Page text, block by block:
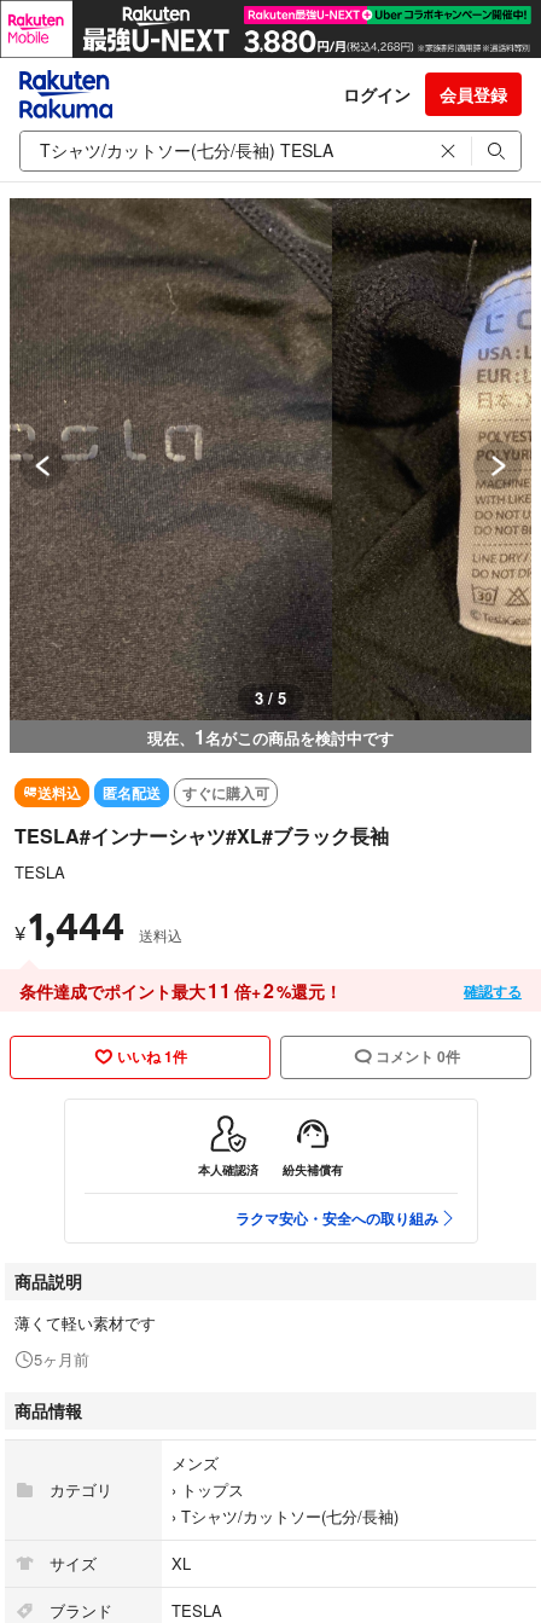
ログイン 会員登録
3 / 5
現在、 1名がこの商品を検討中です
送料込 匿名配送 すぐに購入可
TESLA#インナーシャツ#XL#ブラック長袖
TESLA
¥1,444 送料込
条件達成でポイント最大11 倍+2%還元！ 確認する
いいね 1件 コメント 0件
本人確認済 紛失補償有
ラクマ安心・安全への取り組み
商品説明
薄くて軽い素材です
5ヶ月前
商品情報
カテゴリ
メンズ
› トップス
› Tシャツ/カットソー(七分/長袖)
サイズ XL
ブランド TESLA